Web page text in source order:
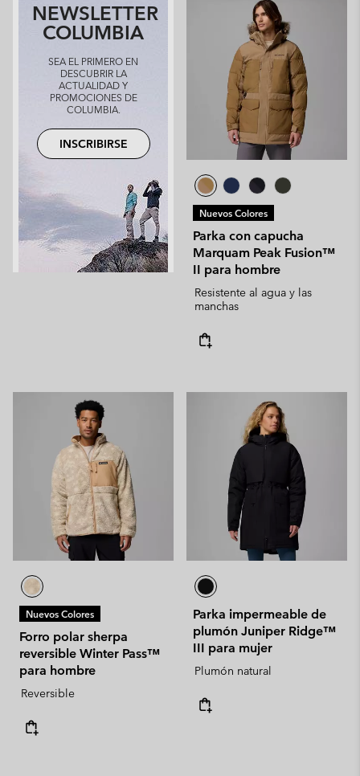
NEWSLETTER
COLUMBIA
SEA EL PRIMERO EN
DESCUBRIR LA
ACTUALIDAD Y
PROMOCIONES DE
COLUMBIA.
INSCRIBIRSE
Nuevos Colores
Parka con capucha
Marquam Peak Fusion™
II para hombre
Resistente al agua y las
manchas
Nuevos Colores
Forro polar sherpa
reversible Winter Pass™
para hombre
Reversible
Parka impermeable de
plumón Juniper Ridge™
III para mujer
Plumón natural